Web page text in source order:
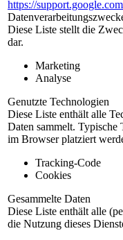
https://
Diese Liste stellt die
dar.
Marketing
Analyse
Genutzte Technologien
Diese Liste enthält alle
Daten sammelt.
im Browser platziert
Tracking-Code
Cookies
Gesammelte Daten
Diese Liste enthält alle
die Nutzung dieses